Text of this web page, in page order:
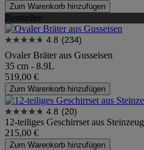
Zum Warenkorb hinzufügen
Bestseller
4.8 (234)
Ovaler Bräter aus Gusseisen
35 cm - 8.9L
519,00 €
Zum Warenkorb hinzufügen
4.8 (20)
12-teiliges Geschirrset aus Steinzeug
215,00 €
Zum Warenkorb hinzufügen